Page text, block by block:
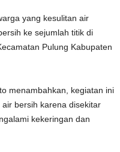
yang kesulitan air
ke sejumlah titik di
Pulung Kabupaten
menambahkan, kegiatan ini
bersih karena disekitar
kekeringan dan